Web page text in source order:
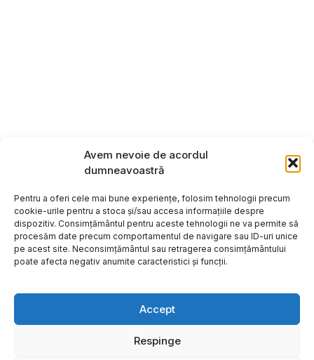
Avem nevoie de acordul
dumneavoastră
Pentru a oferi cele mai bune experiențe, folosim tehnologii precum
cookie-urile pentru a stoca și/sau accesa informațiile despre
dispozitiv. Consimțământul pentru aceste tehnologii ne va permite să
procesăm date precum comportamentul de navigare sau ID-uri unice
pe acest site. Neconsimțământul sau retragerea consimțământului
poate afecta negativ anumite caracteristici și funcții.
Accept
Respinge
Copyright ©2026